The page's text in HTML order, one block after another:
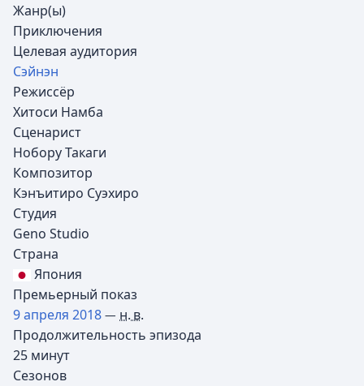
Жанр(ы)
Приключения
Целевая аудитория
Сэйнэн
Режиссёр
Хитоси Намба
Сценарист
Нобору Такаги
Композитор
Кэнъитиро Суэхиро
Студия
Geno Studio
Страна
Япония
Премьерный показ
9 апреля 2018 — н. в.
Продолжительность эпизода
25 минут
Сезонов